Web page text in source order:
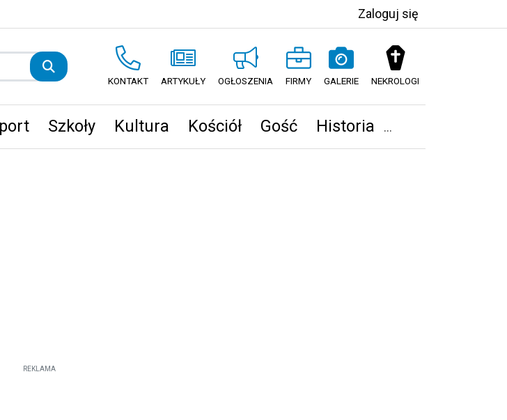
Zaloguj się
KONTAKT ARTYKUŁY OGŁOSZENIA FIRMY GALERIE NEKROLOGI
Szkoły Kultura Kościół Gość Historia
REKLAMA